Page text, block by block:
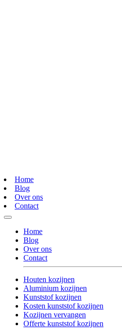
Home
Blog
Over ons
Contact
Home
Blog
Over ons
Contact
Houten kozijnen
Aluminium kozijnen
Kunststof kozijnen
Kosten kunststof kozijnen
Kozijnen vervangen
Offerte kunststof kozijnen